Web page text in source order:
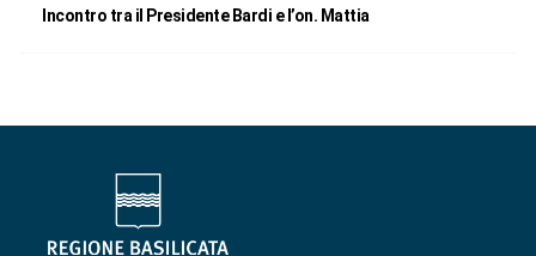
Incontro tra il Presidente Bardi e l’on. Mattia